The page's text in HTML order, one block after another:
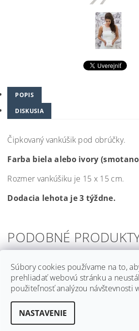
POPIS
DISKUSIA
Čipkovaný vankúšik pod obrúčky.
Farba biela alebo ivory
Rozmer vankúšiku je 15 x 15 cm.
Dodacia lehota je 3 týždne.
PODOBNÉ
Súbory cookies používame na to,
prehliadať webovú stránku a
použiteľnosť analýzou návštevnosti
NASTAVENIE